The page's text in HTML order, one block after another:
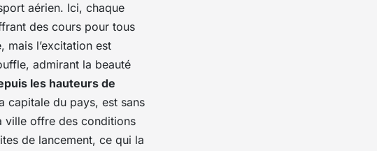
aérien. Ici, chaque
des cours pour tous
mais l’excitation est
admirant la beauté
les hauteurs de
capitale du pays, est sans
ville offre des conditions
de lancement, ce qui la